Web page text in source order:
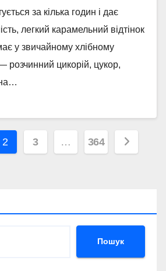
за кілька годин і дає
легкий карамельний відтінок
у звичайному хлібному
розчинний цикорій, цукор,
2 3 … 364
Пошук